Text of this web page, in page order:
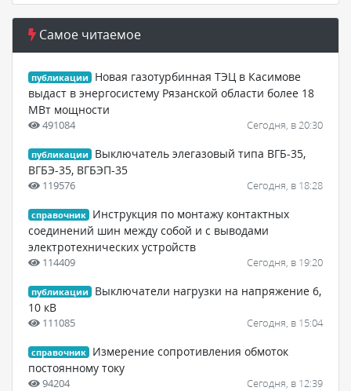
Самое читаемое
публикации
Новая газотурбинная ТЭЦ в Касимове
выдаст в энергосистему Рязанской области более 18
МВт мощности
491084 Сегодня, в 20:30
публикации
Выключатель элегазовый типа ВГБ-35,
ВГБЭ-35, ВГБЭП-35
119576 Сегодня, в 18:28
справочник
Инструкция по монтажу контактных
соединений шин между собой и с выводами
электротехнических устройств
114409 Сегодня, в 19:20
публикации
Выключатели нагрузки на напряжение 6,
10 кВ
111085 Сегодня, в 15:04
справочник
Измерение сопротивления обмоток
постоянному току
94204 Сегодня, в 12:39